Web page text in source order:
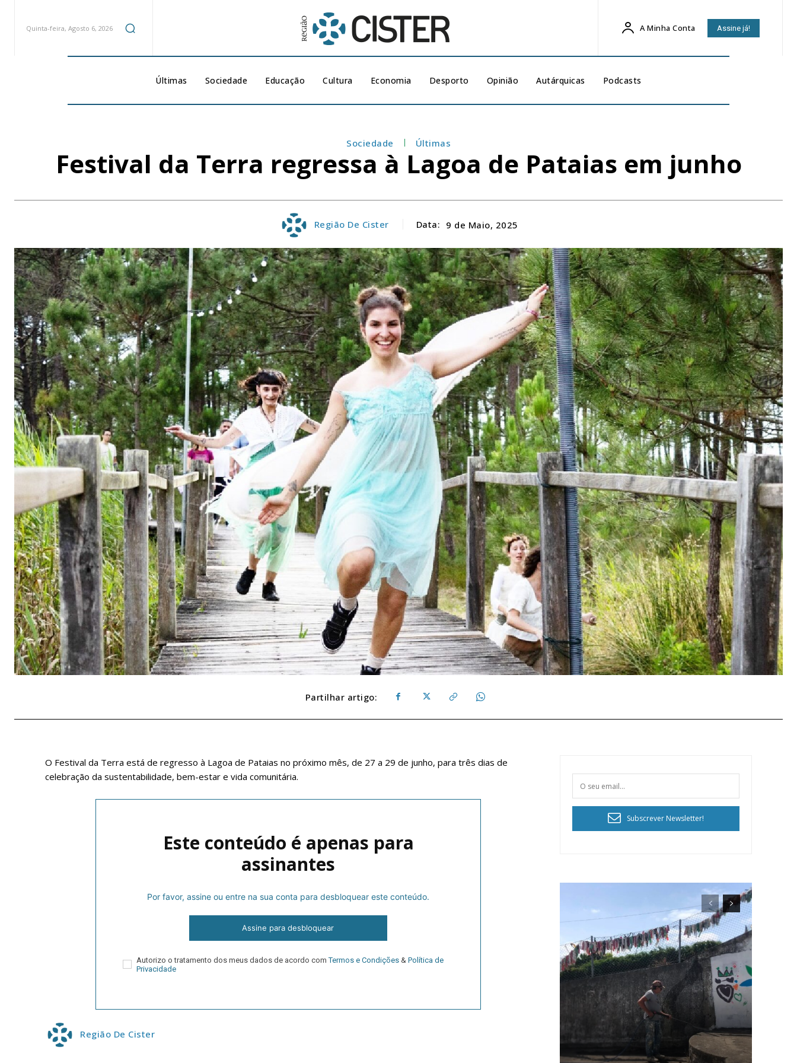
Planos de Assinatura
Faça-se assinante do Região de Cister e ajude-nos a manter este serviço público!
Quinta-feira, Agosto 6, 2026 A Minha Conta Assine já!
Últimas Sociedade Educação Cultura Economia Desporto Opinião Autárquicas Podcasts
Sociedade Últimas
Festival da Terra regressa à Lagoa de Pataias em junho
Região De Cister Data: 9 de Maio, 2025
Partilhar artigo:
O Festival da Terra está de regresso à Lagoa de Pataias no próximo mês, de 27 a 29 de junho, para três dias de
celebração da sustentabilidade, bem-estar e vida comunitária.
Este conteúdo é apenas para
assinantes
Por favor, assine ou entre na sua conta para desbloquear este conteúdo.
Assine para desbloquear
Autorizo o tratamento dos meus dados de acordo comTermos e Condições & Política de
Privacidade
Região De Cister
Subscrever Newsletter!